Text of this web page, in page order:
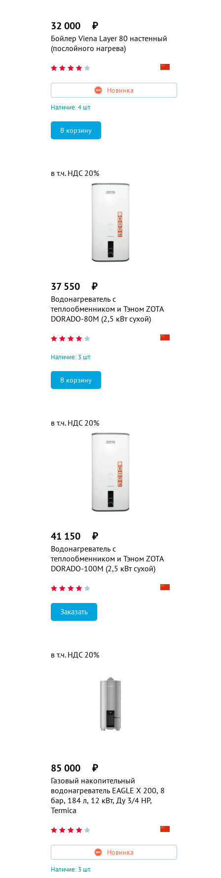
Бойлер Viena Layer 80 настенный
(послойного нагрева)
32 000 ₽
Новинка
Наличие: 4 шт.
Водонагреватель с
теплообменником и Тэном ZOTA
DORADO-80М (2,5 кВт сухой)
37 550 ₽
в т.ч. НДС 20%
Наличие: 3 шт.
Водонагреватель с
теплообменником и Тэном ZOTA
DORADO-100М (2,5 кВт сухой)
41 150 ₽
в т.ч. НДС 20%
Заказать
Газовый накопительный
водонагреватель EAGLE X 200, 8
бар, 184 л, 12 кВт, Ду 3/4 HP,
Termica
85 000 ₽
в т.ч. НДС 20%
Новинка
Наличие: 3 шт.